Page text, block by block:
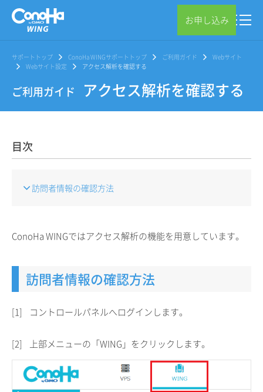
お申し込み
サポートトップ ConoHa WINGサポートトップ ご利用ガイド
Webサイト
Webサイト設定
アクセス解析を確認する
ご利用ガイド アクセス解析を確認する
目次
訪問者情報の確認方法
ConoHa WINGではアクセス解析の機能を用意しています。
訪問者情報の確認方法
[1] コントロールパネルへログインします。
[2] 上部メニューの「WING」をクリックします。